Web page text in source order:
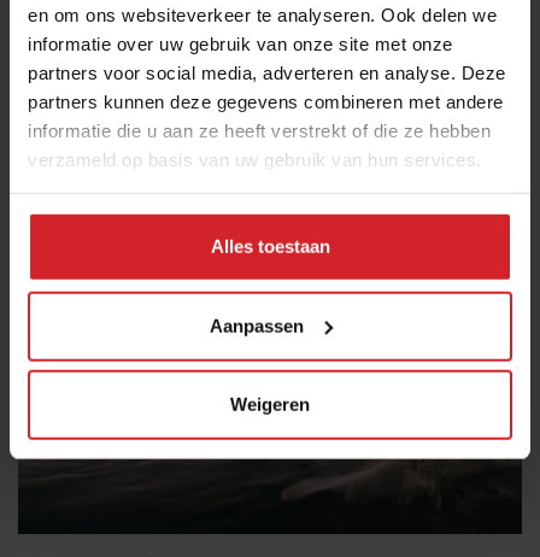
en om ons websiteverkeer te analyseren. Ook delen we
informatie over uw gebruik van onze site met onze
partners voor social media, adverteren en analyse. Deze
partners kunnen deze gegevens combineren met andere
informatie die u aan ze heeft verstrekt of die ze hebben
verzameld op basis van uw gebruik van hun services.
Alles toestaan
Aanpassen
Weigeren
Biertje van zoete aardappels
30 juni 2016 | 2 min